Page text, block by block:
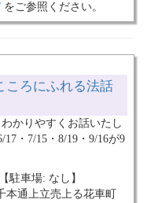
をご参照ください。
ろにふれる法話
かりやすくお話いたし
・7/15・8/19・9/16が9
駐車場: なし】
本通上立売上る花車町